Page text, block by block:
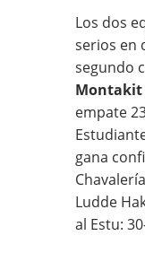
Los dos
serios en
segundo
Montakit
empate
gana
Ludde
al Estu: